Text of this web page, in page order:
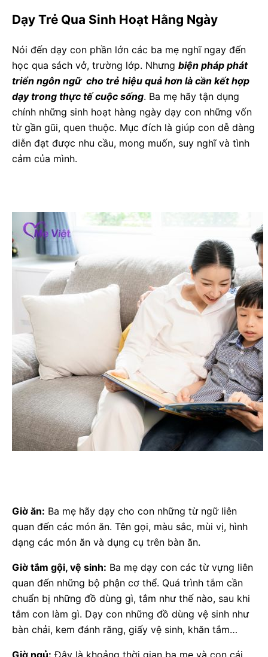
Dạy Trẻ Qua Sinh Hoạt Hằng Ngày
Nói đến dạy con phần lớn các ba mẹ nghĩ ngay đến
học qua sách vở, trường lớp. Nhưng biện pháp phát
triển ngôn ngữ cho trẻ hiệu quả hơn là cần kết hợp
dạy trong thực tế cuộc sống. Ba mẹ hãy tận dụng
chính những sinh hoạt hàng ngày dạy con những vốn
từ gần gũi, quen thuộc. Mục đích là giúp con dễ dàng
diễn đạt được nhu cầu, mong muốn, suy nghĩ và tình
cảm của mình.
Giờ ăn: Ba mẹ hãy dạy cho con những từ ngữ liên
quan đến các món ăn. Tên gọi, màu sắc, mùi vị, hình
dạng các món ăn và dụng cụ trên bàn ăn.
Giờ tắm gội, vệ sinh: Ba mẹ dạy con các từ vựng liên
quan đến những bộ phận cơ thể. Quá trình tắm cần
chuẩn bị những đồ dùng gì, tắm như thế nào, sau khi
tắm con làm gì. Dạy con những đồ dùng vệ sinh như
bàn chải, kem đánh răng, giấy vệ sinh, khăn tắm…
Giờ ngủ: Đây là khoảng thời gian ba mẹ và con cái